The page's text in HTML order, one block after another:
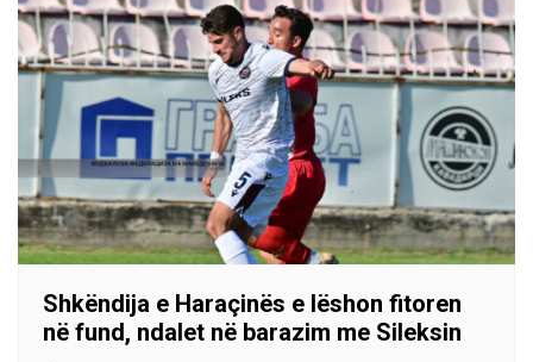
Shkëndija e Haraçinës e lëshon fitoren
në fund, ndalet në barazim me Sileksin